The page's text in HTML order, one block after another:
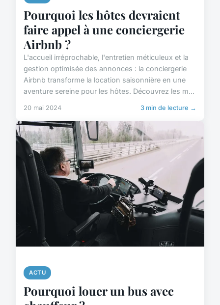
Pourquoi les hôtes devraient
faire appel à une conciergerie
Airbnb ?
L'accueil irréprochable, l'entretien méticuleux et la
gestion optimisée des annonces : la conciergerie
Airbnb transforme la location saisonnière en une
aventure sereine pour les hôtes. Découvrez les m...
20 mai 2024 3 min de lecture →
ACTU
Pourquoi louer un bus avec